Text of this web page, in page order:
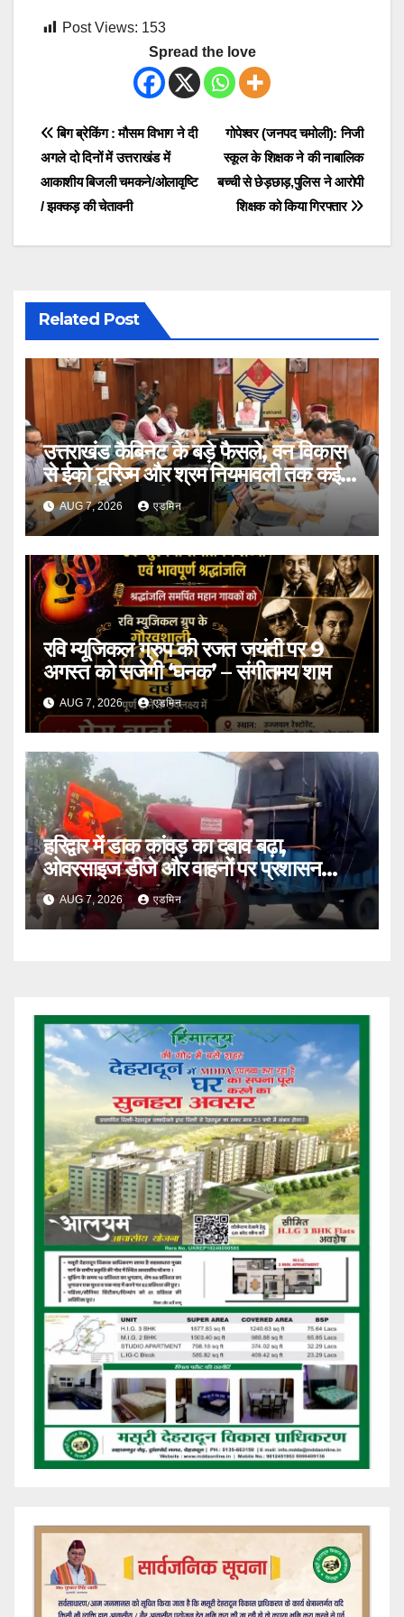
Post Views: 153
Spread the love
Post
navigation
गोपेश्वर (जनपद चमोली): निजी
स्कूल के शिक्षक ने की नाबालिक
बच्ची से छेड़छाड़,पुलिस ने आरोपी
शिक्षक को किया गिरफ्तार
बिग ब्रेकिंग : मौसम विभाग ने दी
अगले दो दिनों में उत्तराखंड में
आकाशीय बिजली चमकने/ओलावृष्टि
/ झक्कड़ की चेतावनी
Related Post
उत्तराखंड कैबिनेट के बड़े फैसले, वन विकास
से ईको टूरिज्म और श्रम नियमावली तक कई
प्रस्तावों को मंजूरी
AUG 7, 2026 एडमिन
रवि म्यूजिकल ग्रुप की रजत जयंती पर 9
अगस्त को सजेगी ‘घनक’ – संगीतमय शाम
AUG 7, 2026 एडमिन
हरिद्वार में डाक कांवड़ का दबाव बढ़ा,
ओवरसाइज डीजे और वाहनों पर प्रशासन
सख्तAUG 7, 2026 एडमिन